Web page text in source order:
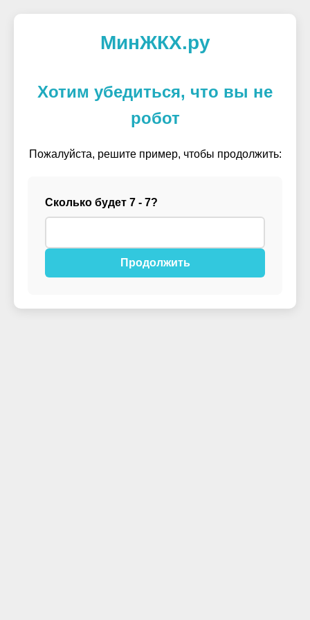
МинЖКХ.ру
Хотим убедиться, что вы не
робот
Пожалуйста, решите пример, чтобы продолжить:
Сколько будет 7 - 7?
Продолжить